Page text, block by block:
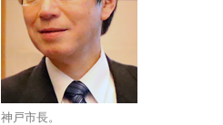
神戸市長。